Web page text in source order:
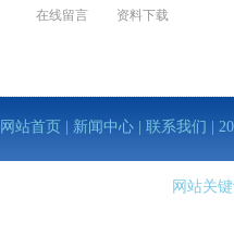
在线留言
资料下载
网站首页 新闻中心 联系我们 |
网站关